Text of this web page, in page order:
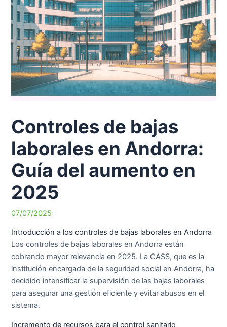
Controles de bajas
laborales en Andorra:
Guía del aumento en
2025
07/07/2025
Introducción a los controles de bajas laborales en Andorra
Los controles de bajas laborales en Andorra están
cobrando mayor relevancia en 2025. La CASS, que es la
institución encargada de la seguridad social en Andorra, ha
decidido intensificar la supervisión de las bajas laborales
para asegurar una gestión eficiente y evitar abusos en el
sistema.
Incremento de recursos para el control sanitario